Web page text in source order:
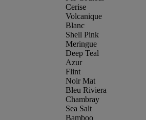
Cerise
Volcanique
Blanc
Shell Pink
Meringue
Deep Teal
Azur
Flint
Noir Mat
Bleu Riviera
Chambray
Sea Salt
Bamboo